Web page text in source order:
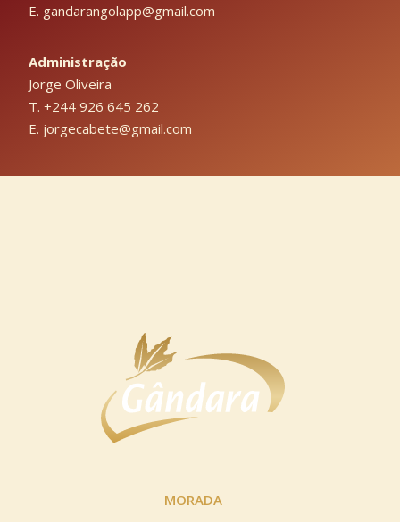
E. gandarangolapp@gmail.com
Administração
Jorge Oliveira
T. +244 926 645 262
E. jorgecabete@gmail.com
MORADA